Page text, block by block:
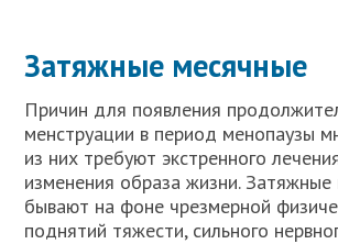
Затяжные месячные
Причин для появления
менструации в период менопаузы
из них требуют экстренного
изменения образа жизни.
бывают на фоне чрезмерной
поднятий тяжести, сильного